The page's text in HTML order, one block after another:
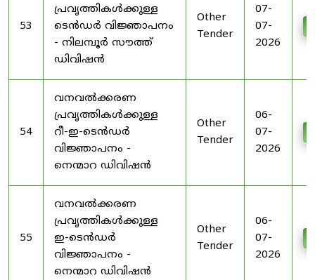
53
പ്രവൃത്തികൾക്കുള്ള
ടെൻഡർ വിജ്ഞാപനം
- നിലമ്പൂർ സൗത്ത്
ഡിവിഷൻ
Other
Tender
07-
07-
2026
54
വനവൽക്കരണ
പ്രവൃത്തികൾക്കുള്ള
റീ-ഇ-ടെൻഡർ
വിജ്ഞാപനം -
നെന്മാറ ഡിവിഷൻ
Other
Tender
06-
07-
2026
55
വനവൽക്കരണ
പ്രവൃത്തികൾക്കുള്ള
ഇ-ടെൻഡർ
വിജ്ഞാപനം -
നെന്മാറ ഡിവിഷൻ
Other
Tender
06-
07-
2026